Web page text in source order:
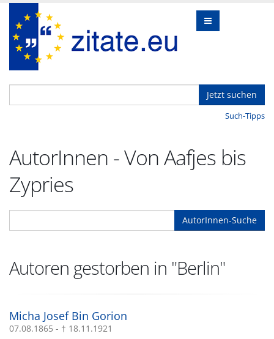
Jetzt suchen
Such-Tipps
AutorInnen - Von Aafjes bis
Zypries
AutorInnen-Suche
Autoren gestorben in "Berlin"
Micha Josef Bin Gorion
07.08.1865 - † 18.11.1921